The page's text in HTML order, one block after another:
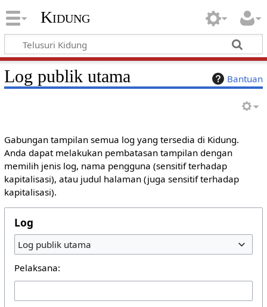
Kidung
Bantuan
Log publik utama
Gabungan tampilan semua log yang tersedia di Kidung.
Anda dapat melakukan pembatasan tampilan dengan
memilih jenis log, nama pengguna (sensitif terhadap
kapitalisasi), atau judul halaman (juga sensitif terhadap
kapitalisasi).
Log
Log publik utama
Pelaksana: